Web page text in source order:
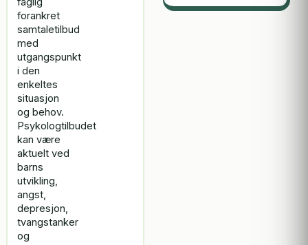
forankret
samtaletilbud
med
utgangspunkt
i den
enkeltes
situasjon
og behov.
Psykologtilbudet
kan være
aktuelt ved
barns
utvikling,
angst,
depresjon,
tvangstanker
og